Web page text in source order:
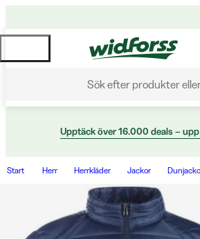
Sök efter produkter
Upptäck över 16.000 deals –
Start Herr Herrkläder Jackor